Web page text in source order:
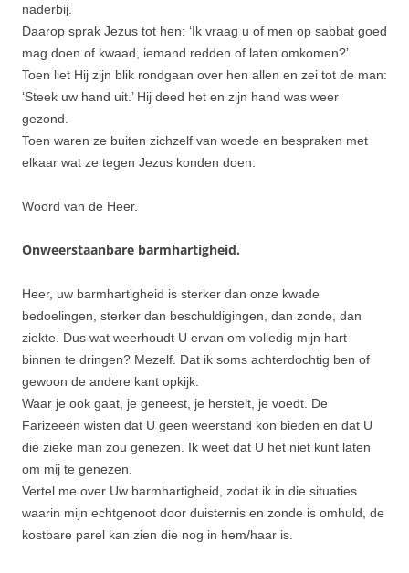
naderbij.
Daarop sprak Jezus tot hen: ‘Ik vraag u of men op sabbat goed
mag doen of kwaad, iemand redden of laten omkomen?’
Toen liet Hij zijn blik rondgaan over hen allen en zei tot de man:
‘Steek uw hand uit.’ Hij deed het en zijn hand was weer
gezond.
Toen waren ze buiten zichzelf van woede en bespraken met
elkaar wat ze tegen Jezus konden doen.
Woord van de Heer.
Onweerstaanbare barmhartigheid.
Heer, uw barmhartigheid is sterker dan onze kwade
bedoelingen, sterker dan beschuldigingen, dan zonde, dan
ziekte. Dus wat weerhoudt U ervan om volledig mijn hart
binnen te dringen? Mezelf. Dat ik soms achterdochtig ben of
gewoon de andere kant opkijk.
Waar je ook gaat, je geneest, je herstelt, je voedt. De
Farizeeën wisten dat U geen weerstand kon bieden en dat U
die zieke man zou genezen. Ik weet dat U het niet kunt laten
om mij te genezen.
Vertel me over Uw barmhartigheid, zodat ik in die situaties
waarin mijn echtgenoot door duisternis en zonde is omhuld, de
kostbare parel kan zien die nog in hem/haar is.